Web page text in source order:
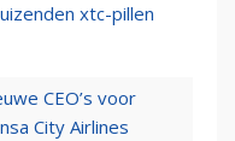
xtc-pillen
CEO’s voor
City Airlines